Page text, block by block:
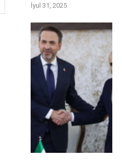
İyul 31, 2025